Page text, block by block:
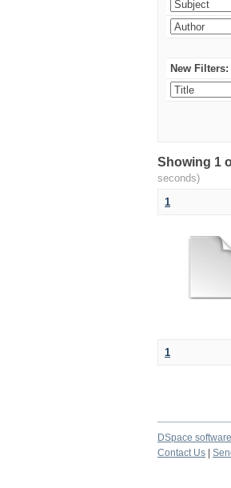
New Filters:
Showing 1
seconds)
1
1
DSpace software
Contact Us